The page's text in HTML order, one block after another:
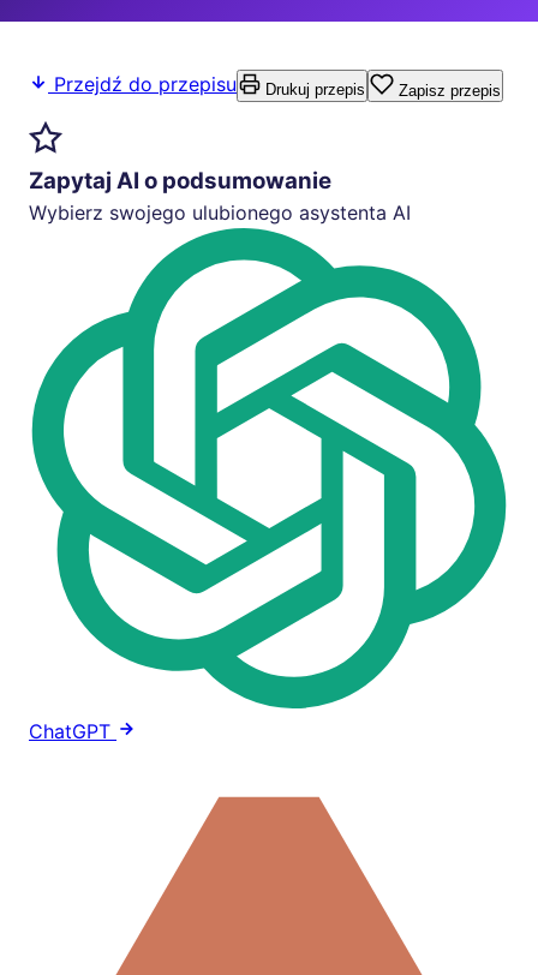
Przejdź do przepisu Drukuj przepis Zapisz przepis
Zapytaj AI o podsumowanie
Wybierz swojego ulubionego asystenta AI
ChatGPT